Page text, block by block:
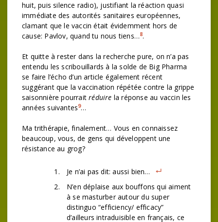
huit, puis silence radio), justifiant la réaction quasi
immédiate des autorités sanitaires européennes,
clamant que le vaccin était évidemment hors de
cause: Pavlov, quand tu nous tiens…8.
Et quitte à rester dans la recherche pure, on n’a pas
entendu les scribouillards à la solde de Big Pharma
se faire l’écho d’un article également récent
suggérant que la vaccination répétée contre la grippe
saisonnière pourraitréduire la réponse au vaccin les
années suivantes9…
Ma trithérapie, finalement… Vous en connaissez
beaucoup, vous, de gens qui développent une
résistance au grog?
Je n’ai pas dit: aussi bien…
N’en déplaise aux bouffons qui aiment
à se masturber autour du super
distinguo “efficiency/ efficacy”
d’ailleurs intraduisible en français, ce